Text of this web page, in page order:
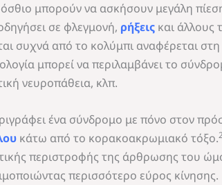
μπορούν να ασκήσουν μεγάλη
σε φλεγμονή, ρήξειςκαι άλλους
συχνά από το κολύμπι αναφέρεται
μπορεί να περιλαμβάνει το
νευροπάθεια, κλπ.
ένα σύνδρομο με πόνο στον
κάτω από το κορακοακρωμιακό τόξο.
περιστροφής της άρθρωσης του
περισσότερο εύρος